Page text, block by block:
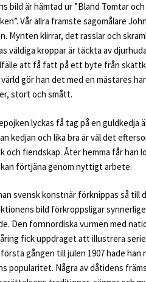
bild är hämtad ur ”Bland Tomtar
Vår allra främste sagomålare
Mynten klirrar, det rasslar och
väldiga kroppar är täckta av
att få fatt på ett byte från
gör han det med en mästares
stort och smått.
lyckas få tag på en guldkedja
kedjan och lika bra är väl det
och fiendskap. Åter hemma får han
kan förtjäna genom nyttigt arbete.
svensk konstnär förknippas så till
bild förkroppsligar
Den fornnordiska vurmen med
fick uppdraget att illustrera
gången till julen 1907 hade
popularitet. Några av dåtidens